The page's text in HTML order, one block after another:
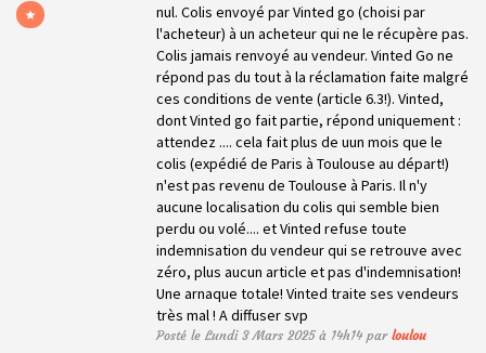
nul. Colis envoyé par Vinted go (choisi par
l'acheteur) à un acheteur qui ne le récupère pas.
Colis jamais renvoyé au vendeur. Vinted Go ne
répond pas du tout à la réclamation faite malgré
ces conditions de vente (article 6.3!). Vinted,
dont Vinted go fait partie, répond uniquement :
attendez .... cela fait plus de uun mois que le
colis (expédié de Paris à Toulouse au départ!)
n'est pas revenu de Toulouse à Paris. Il n'y
aucune localisation du colis qui semble bien
perdu ou volé.... et Vinted refuse toute
indemnisation du vendeur qui se retrouve avec
zéro, plus aucun article et pas d'indemnisation!
Une arnaque totale! Vinted traite ses vendeurs
très mal ! A diffuser svp
Posté le Lundi 3 Mars 2025 à 14h14 parloulou